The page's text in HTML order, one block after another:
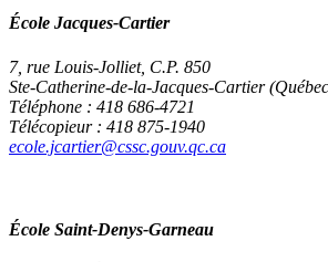
École Jacques-Cartier
7, rue Louis-Jolliet, C.P. 850
Ste-Catherine-de-la-Jacques-Cartier
Téléphone : 418 686-4721
Télécopieur : 418 875-1940
ecole.jcartier@cssc.gouv.qc.ca
École Saint-Denys-Garneau